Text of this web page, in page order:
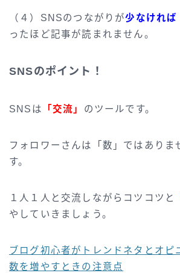
（４）SNSのつながりが少なければ
ったほど記事が読まれません。
SNSのポイント！
SNSは 「交流」 のツールです。
フォロワーさんは「数」ではありま
す。
１人１人と交流しながらコツコツと
やしていきましょう。
ブログ初心者がトレンドネタとオピ
数を増やすときの注意点